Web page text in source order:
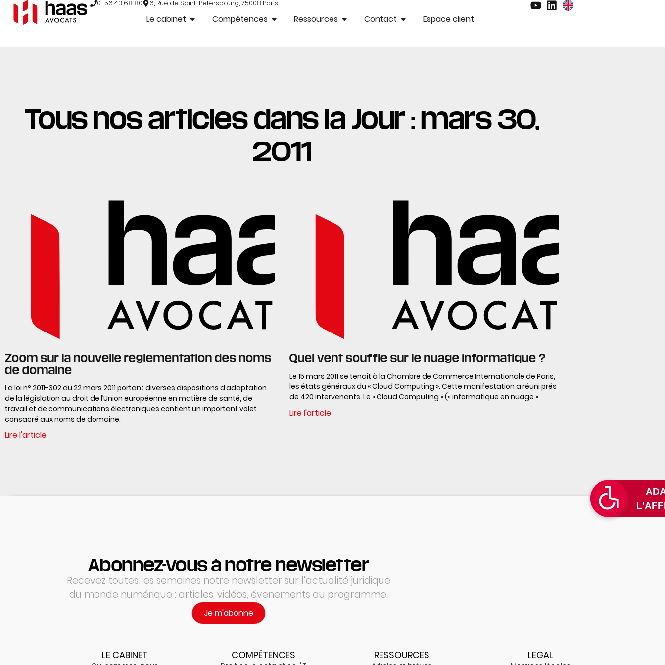
01 56 43 68 80 6, Rue de Saint-Petersbourg, 75008 Paris
Le cabinet Compétences Ressources Contact Espace client
Tous nos articles dans la Jour : mars 30,
2011
Zoom sur la nouvelle réglementation des noms
de domaine
La loi n° 2011-302 du 22 mars 2011 portant diverses dispositions d’adaptation
de la législation au droit de l’Union européenne en matière de santé, de
travail et de communications électroniques contient un important volet
consacré aux noms de domaine.
Lire l'article
Quel vent souffle sur le nuage informatique ?
Le 15 mars 2011 se tenait à la Chambre de Commerce Internationale de Paris,
les états généraux du « Cloud Computing ». Cette manifestation a réuni prés
de 420 intervenants. Le « Cloud Computing » (« informatique en nuage »
Lire l'article
Abonnez-vous à notre newsletter
Recevez toutes les semaines notre newsletter sur l’actualité juridique
du monde numérique : articles, vidéos, évenements au programme.
Je m'abonne
LE CABINET COMPÉTENCES RESSOURCES LEGAL